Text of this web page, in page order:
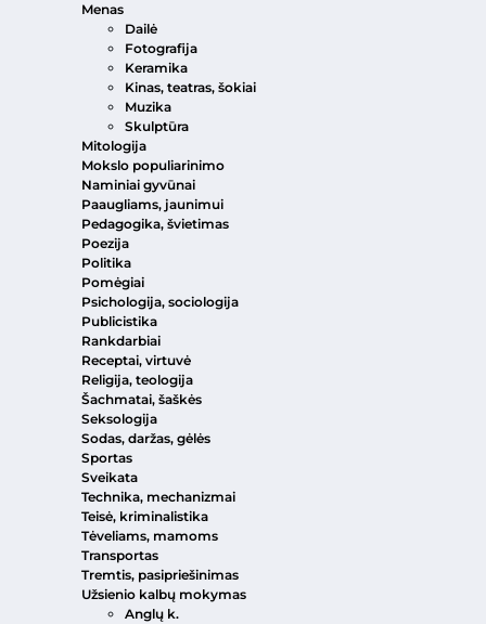
Menas
Dailė
Fotografija
Keramika
Kinas, teatras, šokiai
Muzika
Skulptūra
Mitologija
Mokslo populiarinimo
Naminiai gyvūnai
Paaugliams, jaunimui
Pedagogika, švietimas
Poezija
Politika
Pomėgiai
Psichologija, sociologija
Publicistika
Rankdarbiai
Receptai, virtuvė
Religija, teologija
Šachmatai, šaškės
Seksologija
Sodas, daržas, gėlės
Sportas
Sveikata
Technika, mechanizmai
Teisė, kriminalistika
Tėveliams, mamoms
Transportas
Tremtis, pasipriešinimas
Užsienio kalbų mokymas
Anglų k.